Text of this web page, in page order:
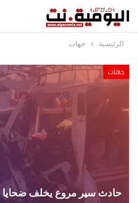
الرئيسية جهات
جهات
حادث سير مروع يخلف